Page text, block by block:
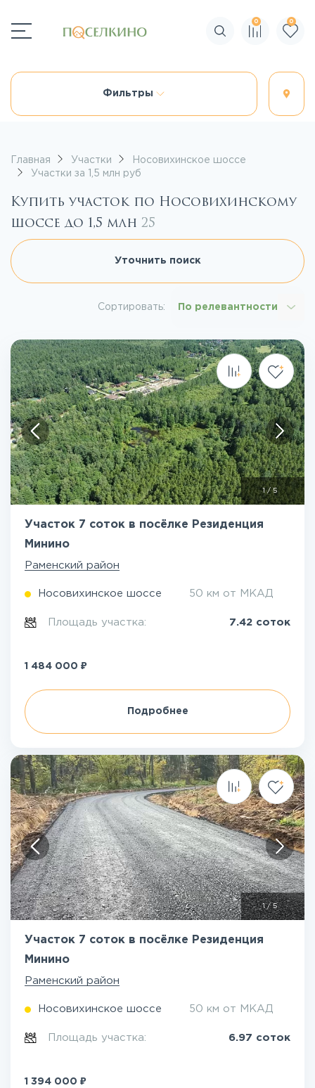
Поиск по сайту
0 0
Фильтры
Главная Участки
Носовихинское шоссе
Участки за 1,5 млн руб
Купить участок по Носовихинскому
шоссе до 1,5 млн 25
Уточнить поиск
Сортировать: По релевантности
1/5
Участок 7 соток в посёлке Резиденция
Минино
Раменский район
Носовихинское шоссе 50 км от МКАД
Площадь участка: 7.42 соток
1 484 000 ₽
Подробнее
1/5
Участок 7 соток в посёлке Резиденция
Минино
Раменский район
Носовихинское шоссе 50 км от МКАД
Площадь участка: 6.97 соток
1 394 000 ₽